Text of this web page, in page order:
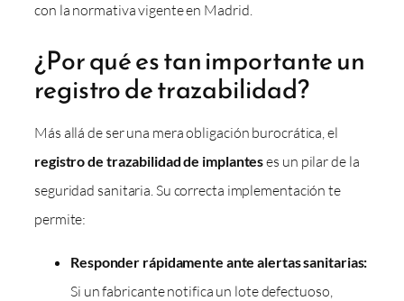
con la normativa vigente en Madrid.
¿Por qué es tan importante un
registro de trazabilidad?
Más allá de ser una mera obligación burocrática, el
registro de trazabilidad de implanteses un pilar de la
seguridad sanitaria. Su correcta implementación te
permite:
Responder rápidamente ante alertas sanitarias:
Si un fabricante notifica un lote defectuoso,